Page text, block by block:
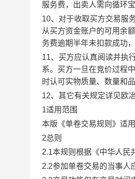
服务费，出卖人需向循环
10、对于收取买方交易服
从买方资金账户的可用余
务费逾期半年未扣款成功
11、买方应认真阅读并执
系。买方一旦在竞价过程
时认可实物质量、数量和
12、其它有关规定详见欧
1适用范围
本版《单卷交易规则》适
2总则
2.1本规则根据《中华人民
2.2参加单卷交易的当事人